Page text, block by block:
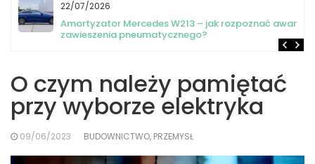
22/07/2026
Amortyzator Mercedes W213 – jak rozpoznać awarię
zawieszenia pneumatycznego?
O czym należy pamiętać
przy wyborze elektryka
09/06/2023 BUDOWNICTWO, PRZEMYSŁ